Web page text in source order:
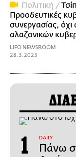
Πολιτική /
Προοδευτικές
συνεργασίας, όχι
αλαζονικών
LIFO NEWSROOM
28.3.2023
DAILY
Πάνω